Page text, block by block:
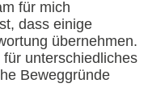
für mich
dass einige
übernehmen.
unterschiedliches
Beweggründe